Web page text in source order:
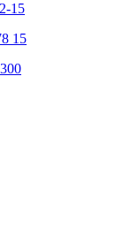
15
15